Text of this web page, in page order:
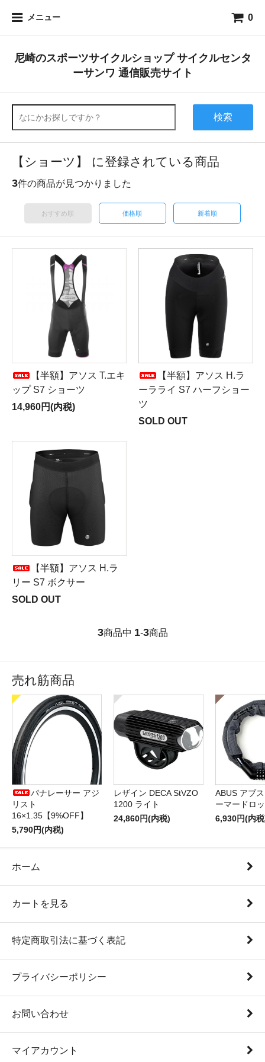
メニュー 0
尼崎のスポーツサイクルショップ サイクルセンタ
ーサンワ 通信販売サイト
検索
【ショーツ】 に登録されている商品
3件の商品が見つかりました
おすすめ順 価格順 新着順
【半額】アソス T.エキ
ップ S7 ショーツ
14,960円(内税)
【半額】アソス H.ラ
ーラライ S7 ハーフショー
ツ
SOLD OUT
【半額】アソス H.ラ
リー S7 ボクサー
SOLD OUT
3商品中 1-3商品
売れ筋商品
パナレーサー アジ
リスト
16×1.35【9%OFF】
5,790円(内税)
レザイン DECA StVZO
1200 ライト
24,860円(内税)
ABUS アブ
ーマードロ
6,930円(内
ホーム
カートを見る
特定商取引法に基づく表記
プライバシーポリシー
お問い合わせ
マイアカウント